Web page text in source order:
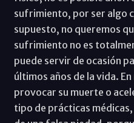
sufrimiento, por ser algo
supuesto, no queremos
sufrimiento no es
puede servir de ocasión
últimos años de la vida.
provocar su muerte o
tipo de prácticas